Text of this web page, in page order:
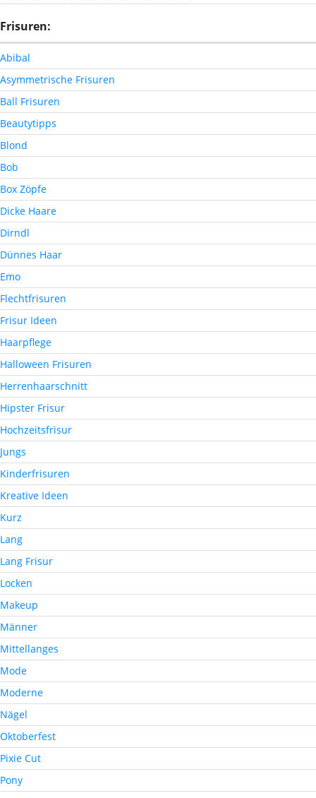
Frisuren:
Abibal
Asymmetrische Frisuren
Ball Frisuren
Beautytipps
Blond
Bob
Box Zöpfe
Dicke Haare
Dirndl
Dünnes Haar
Emo
Flechtfrisuren
Frisur Ideen
Haarpflege
Halloween Frisuren
Herrenhaarschnitt
Hipster Frisur
Hochzeitsfrisur
Jungs
Kinderfrisuren
Kreative Ideen
Kurz
Lang
Lang Frisur
Locken
Makeup
Männer
Mittellanges
Mode
Moderne
Nägel
Oktoberfest
Pixie Cut
Pony